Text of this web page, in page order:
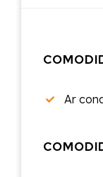
Ar